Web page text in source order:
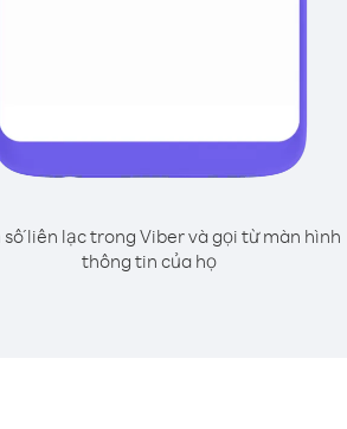
số liên lạc trong Viber và gọi từ màn hình
thông tin của họ